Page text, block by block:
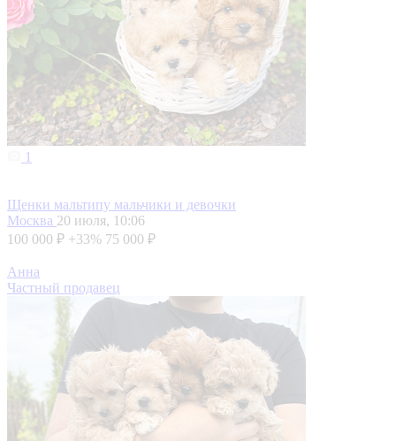
1
Щенки мальтипу мальчики и девочки
Москва 20 июля, 10:06
100 000 ₽ +33% 75 000 ₽
Анна
Частный продавец